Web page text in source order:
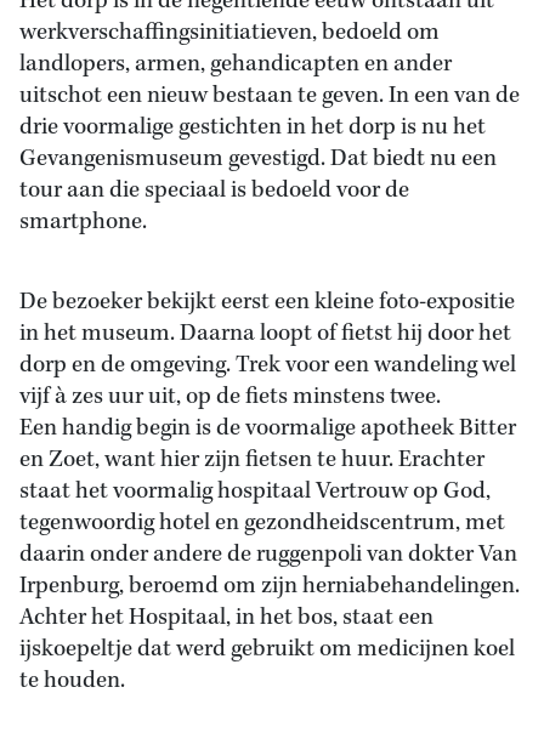
werkverschaffingsinitiatieven, bedoeld om
landlopers, armen, gehandicapten en ander
uitschot een nieuw bestaan te geven. In een van de
drie voormalige gestichten in het dorp is nu het
Gevangenismuseum gevestigd. Dat biedt nu een
tour aan die speciaal is bedoeld voor de
smartphone.
De bezoeker bekijkt eerst een kleine foto-expositie
in het museum. Daarna loopt of fietst hij door het
dorp en de omgeving. Trek voor een wandeling wel
vijf à zes uur uit, op de fiets minstens twee.
Een handig begin is de voormalige apotheek Bitter
en Zoet, want hier zijn fietsen te huur. Erachter
staat het voormalig hospitaal Vertrouw op God,
tegenwoordig hotel en gezondheidscentrum, met
daarin onder andere de ruggenpoli van dokter Van
Irpenburg, beroemd om zijn herniabehandelingen.
Achter het Hospitaal, in het bos, staat een
ijskoepeltje dat werd gebruikt om medicijnen koel
te houden.